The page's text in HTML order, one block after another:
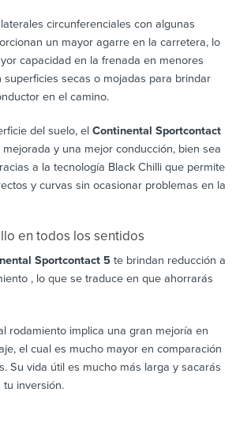
circunferenciales con algunas
un mayor agarre en la carretera, lo
capacidad en la frenada en menores
superficies secas o mojadas para brindar
en el camino.
del suelo, el Continental Sportcontact
y una mejor conducción, bien sea
a la tecnología Black Chilli que permite
y curvas sin ocasionar problemas en la
en todos los sentidos
Sportcontact 5 te brindan reducción a
, lo que se traduce en que ahorrarás
rodamiento implica una gran mejoría en
el cual es mucho mayor en comparación
Su vida útil es mucho más larga y sacarás
inversión.